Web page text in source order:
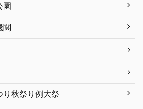
園
関
り秋祭り例大祭